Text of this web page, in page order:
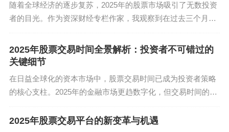
市制度的执行力度空前加大，大量绩差股、僵尸公
司将加速出清，这对于净化市场环境、提高资源配
预见，未来的股票行情将越来越呈现出“优质优价、
业趋势研究的权重将大大提升。
2025下半年：聚焦盈利复苏与新消费浪潮
随着全球经济的逐步复苏，2025年的股票市场吸引了无数投资
者的目光。作为资深财经专栏作家，我观察到在过去三个月
场，节假日休市安排直接影响着投资策...
2025年股票交易时间全景解析：投资者不可错过的
关键细节
在日益全球化的资本市场中，股票交易时间已成为投资者策略
的核心支柱。2025年的金融市场更趋数字化，但交易时间的变
股，交易时段不仅关乎市场效率，还直...
2025年股票交易平台的新变革与机遇